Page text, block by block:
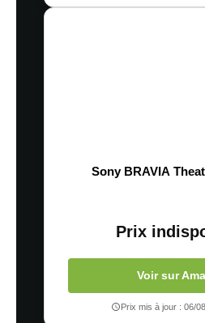
Sony BRAVIA
Prix
Voir sur
Prix mis à jour : 06/